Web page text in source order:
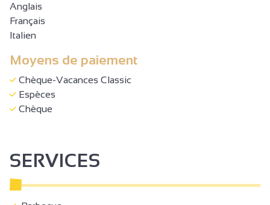
Anglais
Français
Italien
Moyens de paiement
Chèque-Vacances Classic
Espèces
Chèque
SERVICES